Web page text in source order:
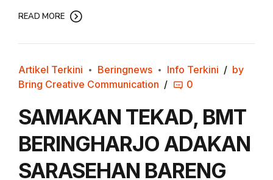
READ MORE
Artikel Terkini Beringnews Info Terkini
by
Bring Creative Communication
0
SAMAKAN TEKAD, BMT
BERINGHARJO ADAKAN
SARASEHAN BARENG